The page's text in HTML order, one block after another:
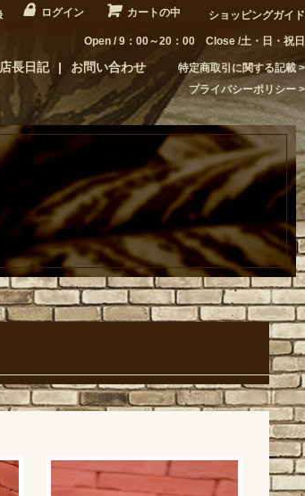
ログイン カートの中 ショッピングガイド
Open / 9：00～20：00 Close /土・日・祝日
店長日記 お問い合わせ
特定商取引に関する記載
プライバシーポリシー